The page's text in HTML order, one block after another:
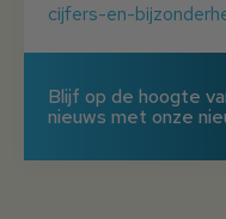
cijfers-en-
Blijf op de hoogte
nieuws met onze